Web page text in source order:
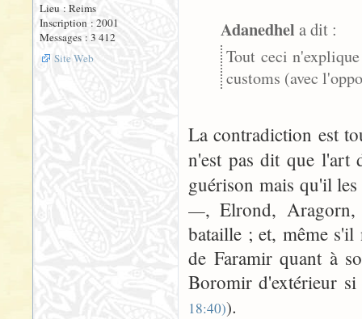
Lieu : Reims
Inscription : 2001
Messages : 3 412
Site Web
Adanedhel a dit :
Tout ceci
customs (avec
La contradiction est
n'est pas dit que l'art
guérison mais qu'il
—, Elrond,
bataille ; et, même s'il
de Faramir quant à
Boromir d'extérieur
18:40)).